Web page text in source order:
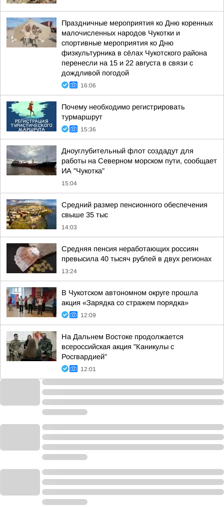
Праздничные мероприятия ко Дню коренных
малочисленных народов Чукотки и
спортивные мероприятия ко Дню
физкультурника в сёлах Чукотского района
перенесли на 15 и 22 августа в связи с
дождливой погодой
16:06
Почему необходимо регистрировать
турмаршрут
15:36
Дноуглубительный флот создадут для
работы на Северном морском пути, сообщает
ИА "Чукотка"
15:04
Средний размер пенсионного обеспечения
свыше 35 тыс
14:03
Средняя пенсия неработающих россиян
превысила 40 тысяч рублей в двух регионах
13:24
В Чукотском автономном округе прошла
акция «Зарядка со стражем порядка»
12:09
На Дальнем Востоке продолжается
всероссийская акция "Каникулы с
Росгвардией"
12:01